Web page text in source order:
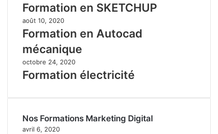
Formation en SKETCHUP
août 10, 2020
Formation en Autocad
mécanique
octobre 24, 2020
Formation électricité
Nos Formations Marketing Digital
avril 6, 2020